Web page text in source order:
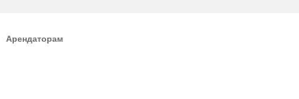
Арендаторам